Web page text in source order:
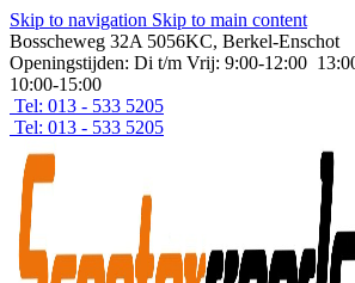
Skip to navigation Skip to main content
Bosscheweg 32A 5056KC, Berkel-Enschot
Openingstijden: Di t/m Vrij: 9:00-12:00
10:00-15:00
Tel: 013 - 533 5205
Tel: 013 - 533 5205